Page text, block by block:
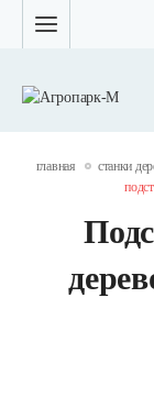
главная станки